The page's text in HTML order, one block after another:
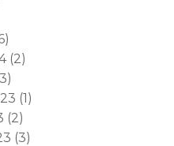
(2)
(1)
(2)
(3)